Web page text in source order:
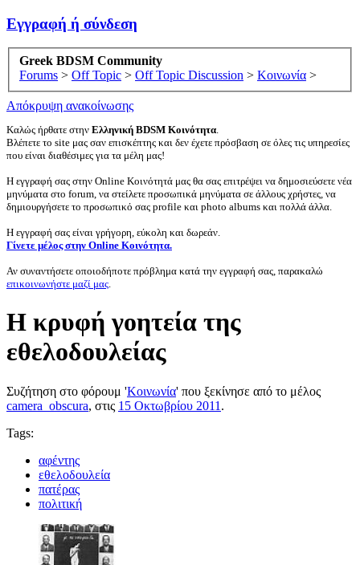
Εγγραφή ή σύνδεση
Greek BDSM Community
Forums > Off Topic > Off Topic Discussion > Κοινωνία >
Απόκρυψη ανακοίνωσης
Καλώς ήρθατε στην Ελληνική BDSM Κοινότητα.
Βλέπετε το site μας σαν επισκέπτης και δεν έχετε πρόσβαση σε όλες τις υπηρεσίες
που είναι διαθέσιμες για τα μέλη μας!
Η εγγραφή σας στην Online Κοινότητά μας θα σας επιτρέψει να δημοσιεύσετε νέα
μηνύματα στο forum, να στείλετε προσωπικά μηνύματα σε άλλους χρήστες, να
δημιουργήσετε το προσωπικό σας profile και photo albums και πολλά άλλα.
Η εγγραφή σας είναι γρήγορη, εύκολη και δωρεάν.
Γίνετε μέλος στην Online Κοινότητα.
Αν συναντήσετε οποιοδήποτε πρόβλημα κατά την εγγραφή σας, παρακαλώ
επικοινωνήστε μαζί μας.
Η κρυφή γοητεία της
εθελοδουλείας
Συζήτηση στο φόρουμ 'Κοινωνία' που ξεκίνησε από το μέλος
camera_obscura, στις 15 Οκτωβρίου 2011 .
Tags:
αφέντης
εθελοδουλεία
πατέρας
πολιτική